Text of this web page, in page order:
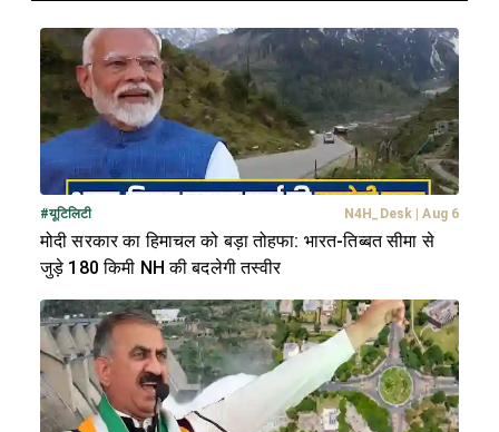
#यूटिलिटी N4H_Desk Aug 6
मोदी सरकार का हिमाचल को बड़ा तोहफा: भारत-तिब्बत सीमा से
जुड़े 180 किमी NH की बदलेगी तस्वीर